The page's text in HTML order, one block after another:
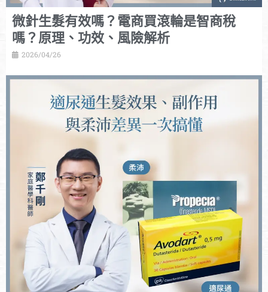
微針生髮有效嗎？電商買滾輪是智商稅
嗎？原理、功效、風險解析
2026/04/26